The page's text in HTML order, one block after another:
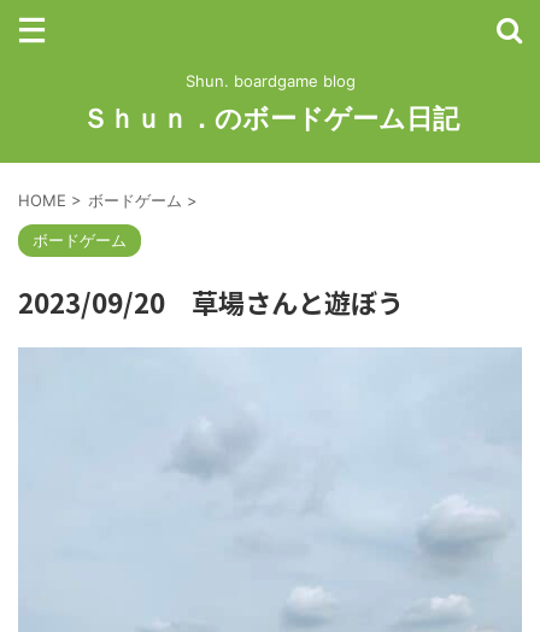
Shun. boardgame blog
Ｓｈｕｎ．のボードゲーム日記
HOME > ボードゲーム >
ボードゲーム
2023/09/20 草場さんと遊ぼう